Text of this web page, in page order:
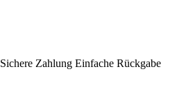
Sichere Zahlung Einfache Rückgabe